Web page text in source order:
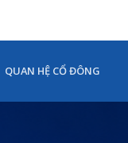
QUAN HỆ CỔ ĐÔNG